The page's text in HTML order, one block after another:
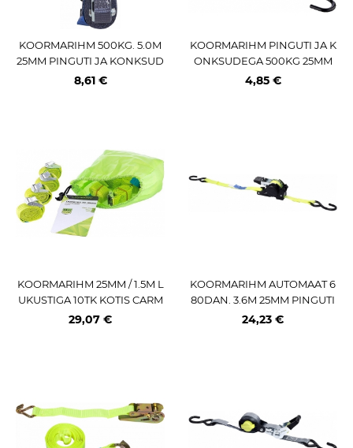
KOORMARIHM 500KG. 5.0M
25MM PINGUTI JA KONKSUD
EGA M+
8,61 €
KOORMARIHM PINGUTI JA K
ONKSUDEGA 500KG 25MM
4.5M CARMOTION
4,85 €
KOORMARIHM 25MM / 1.5M L
UKUSTIGA 10TK KOTIS CARM
OTION
29,07 €
KOORMARIHM AUTOMAAT 6
80DAN. 3.6M 25MM PINGUTI
JA KONKSUDEGA CARMOTI
24,23 €